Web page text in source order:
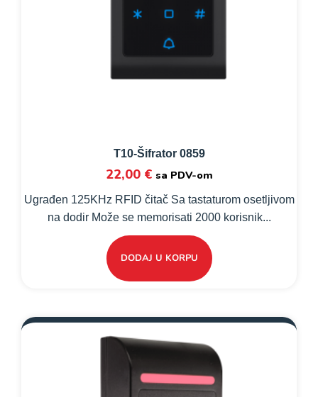
T10-Šifrator 0859
22,00 € sa PDV-om
Ugrađen 125KHz RFID čitač Sa tastaturom osetljivom
na dodir Može se memorisati 2000 korisnik...
DODAJ U KORPU